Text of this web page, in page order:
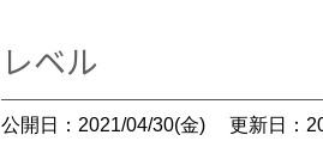
レベル
公開日：2021/04/30(金) 更新日：